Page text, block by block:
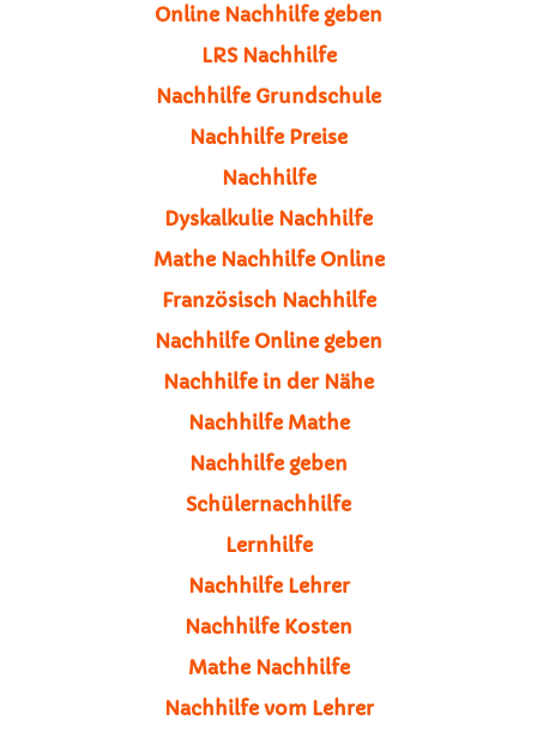
Online Nachhilfe geben
LRS Nachhilfe
Nachhilfe Grundschule
Nachhilfe Preise
Nachhilfe
Dyskalkulie Nachhilfe
Mathe Nachhilfe Online
Französisch Nachhilfe
Nachhilfe Online geben
Nachhilfe in der Nähe
Nachhilfe Mathe
Nachhilfe geben
Schülernachhilfe
Lernhilfe
Nachhilfe Lehrer
Nachhilfe Kosten
Mathe Nachhilfe
Nachhilfe vom Lehrer